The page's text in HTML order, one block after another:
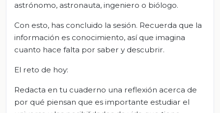
astrónomo, astronauta, ingeniero o biólogo.
Con esto, has concluido la sesión. Recuerda que la
información es conocimiento, así que imagina
cuanto hace falta por saber y descubrir.
El reto de hoy:
Redacta en tu cuaderno una reflexión acerca de
por qué piensan que es importante estudiar el